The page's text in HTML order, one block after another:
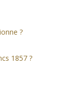
?
1857 ?